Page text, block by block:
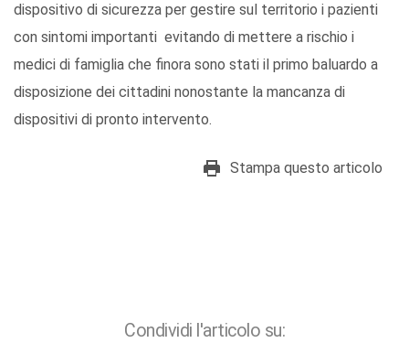
dispositivo di sicurezza per gestire sul territorio i pazienti
con sintomi importanti evitando di mettere a rischio i
medici di famiglia che finora sono stati il primo baluardo a
disposizione dei cittadini nonostante la mancanza di
dispositivi di pronto intervento.
Stampa questo articolo
Condividi l'articolo su: